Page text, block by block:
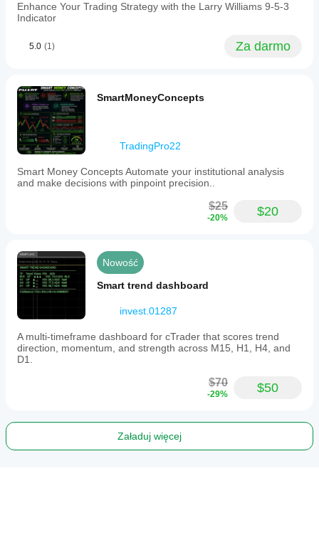
Enhance Your Trading Strategy with the Larry Williams 9-5-3
Indicator
5.0 (1) Za darmo
SmartMoneyConcepts
TradingPro22
Smart Money Concepts Automate your institutional analysis
and make decisions with pinpoint precision..
$25
-20% $20
Nowość
Smart trend dashboard
invest.01287
A multi-timeframe dashboard for cTrader that scores trend
direction, momentum, and strength across M15, H1, H4, and
D1.
$70
-29% $50
Załaduj więcej